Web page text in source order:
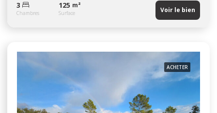
3
Chambres
125 m²
Surface Voir le bien
ACHETER